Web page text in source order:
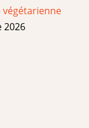
végétarienne
2026